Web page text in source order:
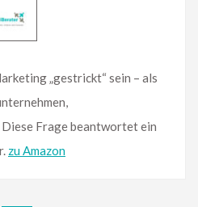
„gestrickt“ sein – als
Frage beantwortet ein
zu Amazon